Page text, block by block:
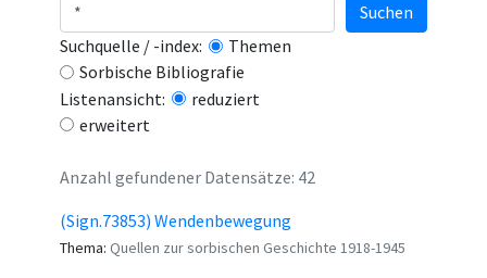
Suchquelle / -index:
Themen
Sorbische Bibliografie
Listenansicht:
reduziert
erweitert
Suchen
Anzahl gefundener Datensätze: 42
(Sign.73853) Wendenbewegung
Thema: Quellen zur sorbischen Geschichte 1918-1945